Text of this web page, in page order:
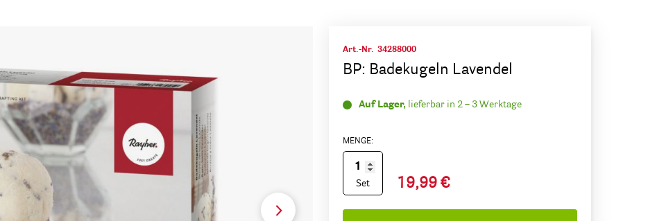
Art.-Nr. 34288000
BP: Badekugeln Lavendel
Auf Lager, lieferbar in 2 – 3 Werktage
MENGE:
Set 19,99 €